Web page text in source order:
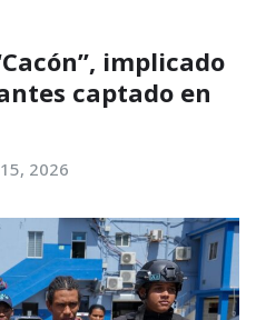
implicado
captado en
2026